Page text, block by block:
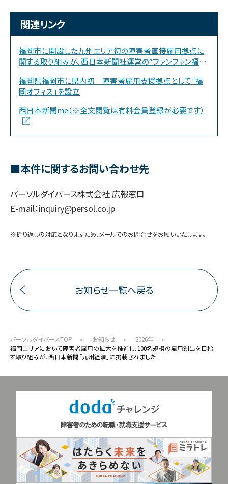
関連リンク
福岡市に開設した九州エリア初の障害者直接雇用拠点に
関する取り組みが、西日本新聞社運営の“ファンファン福岡
福岡県福岡市に県内初 障害者雇用支援拠点として「福
岡オフィス」を設立
西日本新聞me（※全文閲覧は有料会員登録が必要です）
■本件に関するお問い合わせ先
パーソルダイバース株式会社 広報窓口
E-mail：inquiry@persol.co.jp
※折り返しの対応となりますため、メールでのお問合せをお願いいたします。
お知らせ一覧へ戻る
パーソルダイバースTOP お知らせ
2026年
福岡エリアにおいて障害者雇用の拡大を推進し、100名規模の雇用創出を目指
す取り組みが、西日本新聞「九州経済」に掲載されました